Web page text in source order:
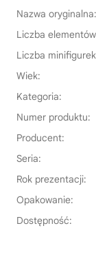
Nazwa oryginalna:
Liczba
Liczba
Wiek:
Kategoria:
Numer produktu:
Producent:
Seria:
Rok prezentacji:
Opakowanie:
Dostępność: